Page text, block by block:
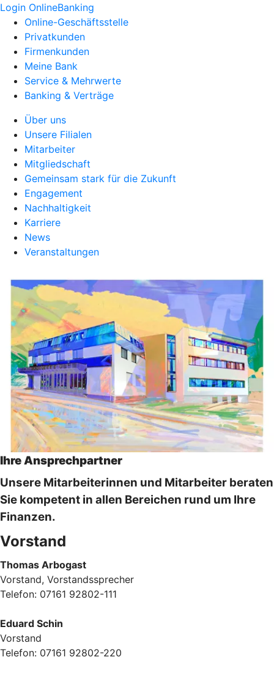
Login OnlineBanking
Online-Geschäftsstelle
Privatkunden
Firmenkunden
Meine Bank
Service & Mehrwerte
Banking & Verträge
Über uns
Unsere Filialen
Mitarbeiter
Mitgliedschaft
Gemeinsam stark für die Zukunft
Engagement
Nachhaltigkeit
Karriere
News
Veranstaltungen
Ihre Ansprechpartner
Unsere Mitarbeiterinnen und Mitarbeiter beraten
Sie kompetent in allen Bereichen rund um Ihre
Finanzen.
Vorstand
Thomas Arbogast
Vorstand, Vorstandssprecher
Telefon: 07161 92802-111
Eduard Schin
Vorstand
Telefon: 07161 92802-220